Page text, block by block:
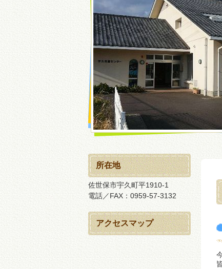
所在地
佐世保市宇久町平1910-1
電話／FAX：0959-57-3132
アクセスマップ